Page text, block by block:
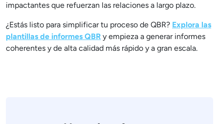
impactantes que refuerzan las relaciones a largo plazo.
¿Estás listo para simplificar tu proceso de QBR? Explora las
plantillas de informes QBR y empieza a generar informes
coherentes y de alta calidad más rápido y a gran escala.